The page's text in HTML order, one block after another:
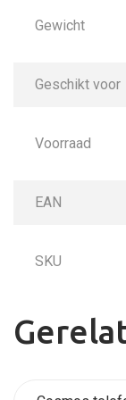
Gewicht
Geschikt voor
Voorraad
EAN
SKU